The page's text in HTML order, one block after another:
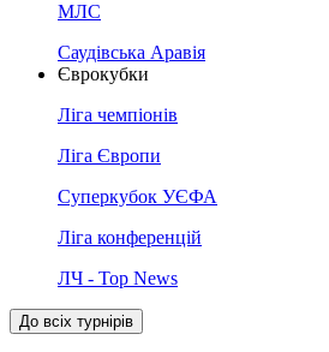
МЛС
Саудівська Аравія
Єврокубки
Ліга чемпіонів
Ліга Європи
Суперкубок УЄФА
Ліга конференцій
ЛЧ - Top News
До всіх турнірів